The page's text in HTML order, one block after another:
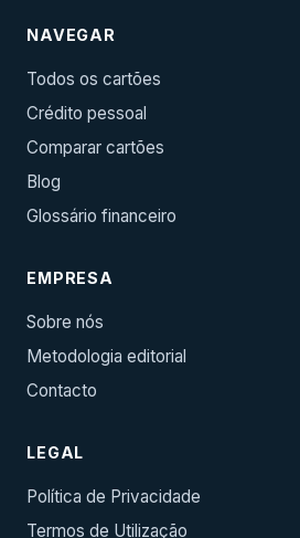
NAVEGAR
Todos os cartões
Crédito pessoal
Comparar cartões
Blog
Glossário financeiro
EMPRESA
Sobre nós
Metodologia editorial
Contacto
LEGAL
Política de Privacidade
Termos de Utilização